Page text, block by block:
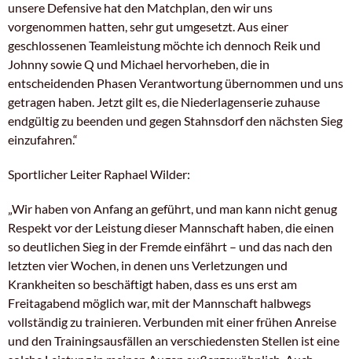
unsere Defensive hat den Matchplan, den wir uns
vorgenommen hatten, sehr gut umgesetzt. Aus einer
geschlossenen Teamleistung möchte ich dennoch Reik und
Johnny sowie Q und Michael hervorheben, die in
entscheidenden Phasen Verantwortung übernommen und uns
getragen haben. Jetzt gilt es, die Niederlagenserie zuhause
endgültig zu beenden und gegen Stahnsdorf den nächsten Sieg
einzufahren.“
Sportlicher Leiter Raphael Wilder:
​„Wir haben von Anfang an geführt, und man kann nicht genug
Respekt vor der Leistung dieser Mannschaft haben, die einen
so deutlichen Sieg in der Fremde einfährt – und das nach den
letzten vier Wochen, in denen uns Verletzungen und
Krankheiten so beschäftigt haben, dass es uns erst am
Freitagabend möglich war, mit der Mannschaft halbwegs
vollständig zu trainieren. Verbunden mit einer frühen Anreise
und den Trainingsausfällen an verschiedensten Stellen ist eine